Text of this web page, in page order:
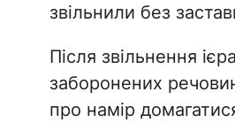
звільнили без
Після звільнення
заборонених
про намір